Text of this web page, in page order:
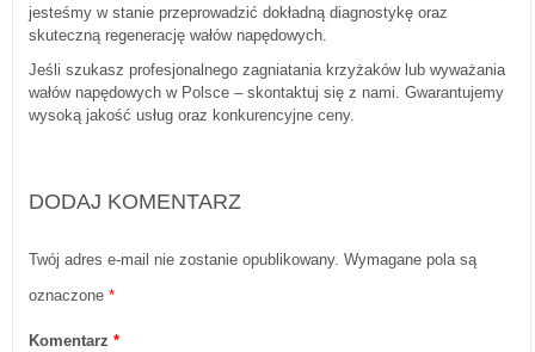
jesteśmy w stanie przeprowadzić dokładną diagnostykę oraz
skuteczną regenerację wałów napędowych.
Jeśli szukasz profesjonalnego zagniatania krzyżaków lub wyważania
wałów napędowych w Polsce – skontaktuj się z nami. Gwarantujemy
wysoką jakość usług oraz konkurencyjne ceny.
DODAJ KOMENTARZ
Twój adres e-mail nie zostanie opublikowany. Wymagane pola są
oznaczone *
Komentarz *